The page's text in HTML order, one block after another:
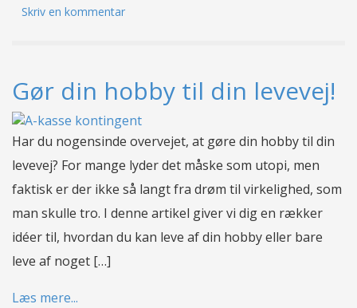
Skriv en kommentar
Gør din hobby til din levevej!
Har du nogensinde overvejet, at gøre din hobby til din
levevej? For mange lyder det måske som utopi, men
faktisk er der ikke så langt fra drøm til virkelighed, som
man skulle tro. I denne artikel giver vi dig en rækker
idéer til, hvordan du kan leve af din hobby eller bare
leve af noget […]
Læs mere...